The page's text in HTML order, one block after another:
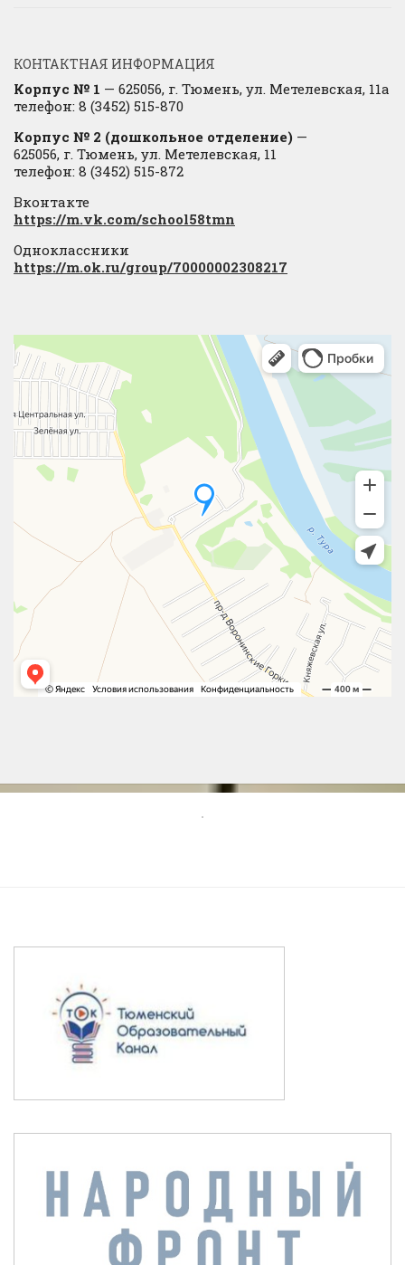
КОНТАКТНАЯ ИНФОРМАЦИЯ
Корпус № 1 — 625056, г. Тюмень, ул. Метелевская, 11а
телефон: 8 (3452) 515-870
Корпус № 2 (дошкольное отделение) —
625056, г. Тюмень, ул. Метелевская, 11
телефон: 8 (3452) 515-872
Вконтакте
https://m.vk.com/school58tmn
Одноклассники
https://m.ok.ru/group/70000002308217